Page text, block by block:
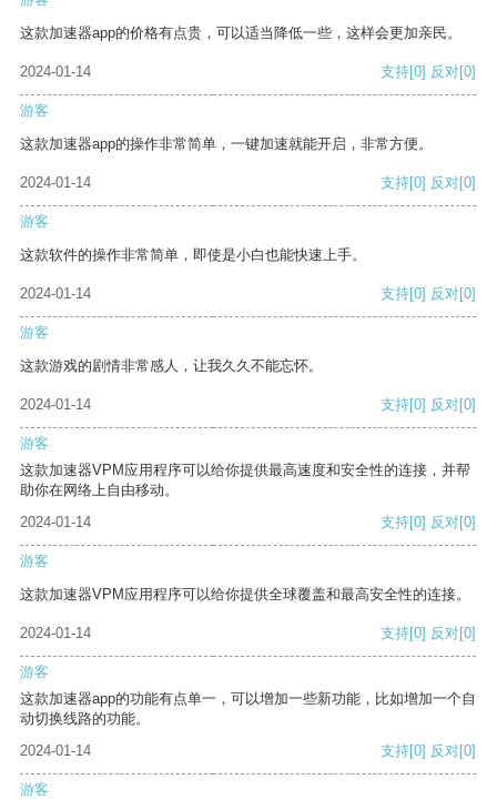
这款加速器app的价格有点贵，可以适当降低一些，这样会更加亲民。
2024-01-14 支持[0] 反对[0]
游客
这款加速器app的操作非常简单，一键加速就能开启，非常方便。
2024-01-14 支持[0] 反对[0]
游客
这款软件的操作非常简单，即使是小白也能快速上手。
2024-01-14 支持[0] 反对[0]
游客
这款游戏的剧情非常感人，让我久久不能忘怀。
2024-01-14 支持[0] 反对[0]
游客
这款加速器VPM应用程序可以给你提供最高速度和安全性的连接，并帮
助你在网络上自由移动。
2024-01-14
支持[0] 反对[0]
游客
这款加速器VPM应用程序可以给你提供全球覆盖和最高安全性的连接。
2024-01-14 支持[0] 反对[0]
游客
这款加速器app的功能有点单一，可以增加一些新功能，比如增加一个自
动切换线路的功能。
2024-01-14
支持[0] 反对[0]
游客